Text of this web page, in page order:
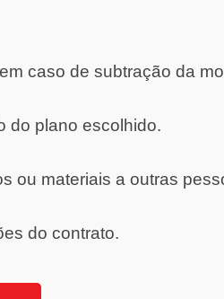
caso de subtração da
do plano escolhido.
ou materiais a outras
do contrato.